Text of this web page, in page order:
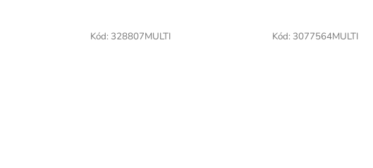
Kód: 328807MULTI Kód: 3077564MULTI